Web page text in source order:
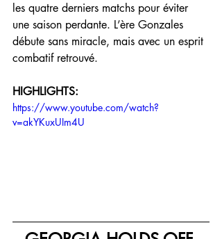
les quatre derniers matchs pour éviter
une saison perdante. L’ère Gonzales
débute sans miracle, mais avec un esprit
combatif retrouvé.
HIGHLIGHTS:
https://www.youtube.com/watch?
v=akYKuxUIm4U